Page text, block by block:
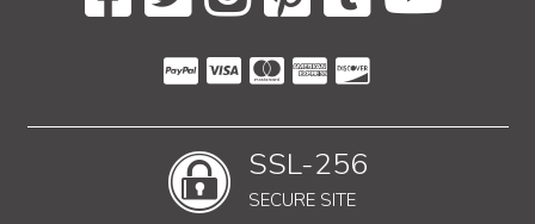
SSL-256
SECURE SITE